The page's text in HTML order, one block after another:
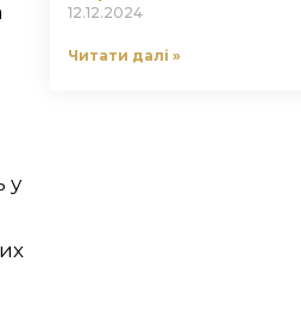
у
12.12.2024
Читати далі »